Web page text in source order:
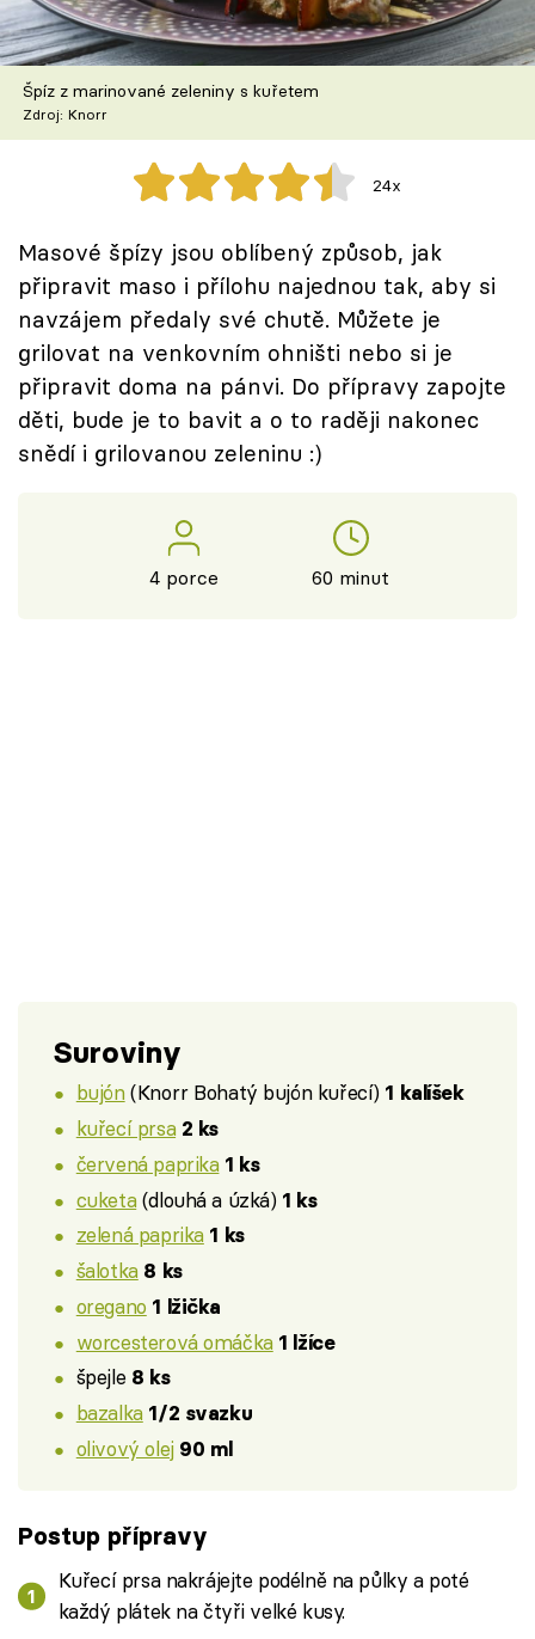
Škola vaření
Recepty z TV
Speciál: Cuketa
Těhotnej kuchař
Sledujte prima+
Přihlášení
Sledujte nás
Špíz z marinované zeleniny s kuřetem
Zdroj: Knorr
24x
Masové špízy jsou oblíbený způsob, jak
připravit maso i přílohu najednou tak, aby si
navzájem předaly své chutě. Můžete je
grilovat na venkovním ohništi nebo si je
připravit doma na pánvi. Do přípravy zapojte
děti, bude je to bavit a o to raději nakonec
snědí i grilovanou zeleninu :)
4 porce 60 minut
Suroviny
bujón(Knorr Bohatý bujón kuřecí) 1 kalíšek
kuřecí prsa 2 ks
červená paprika 1 ks
cuketa(dlouhá a úzká) 1 ks
zelená paprika 1 ks
šalotka 8 ks
oregano 1 lžička
worcesterová omáčka 1 lžíce
špejle 8 ks
bazalka 1/2 svazku
olivový olej 90 ml
Postup přípravy
Kuřecí prsa nakrájejte podélně na půlky a poté
každý plátek na čtyři velké kusy.